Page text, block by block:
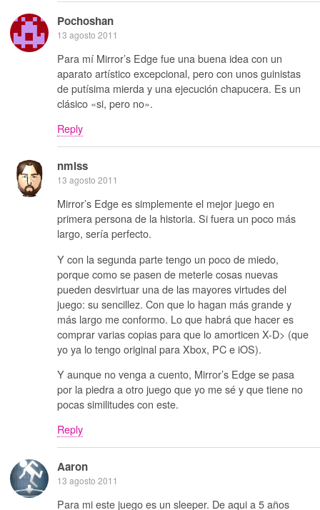
Pochoshan
13 agosto 2011
Para mí Mirror’s Edge fue una buena idea con un
aparato artístico excepcional, pero con unos guinistas
de putísima mierda y una ejecución chapucera. Es un
clásico «si, pero no».
Reply
nmlss
13 agosto 2011
Mirror’s Edge es simplemente el mejor juego en
primera persona de la historia. Si fuera un poco más
largo, sería perfecto.
Y con la segunda parte tengo un poco de miedo,
porque como se pasen de meterle cosas nuevas
pueden desvirtuar una de las mayores virtudes del
juego: su sencillez. Con que lo hagan más grande y
más largo me conformo. Lo que habrá que hacer es
comprar varias copias para que lo amorticen X-D> (que
yo ya lo tengo original para Xbox, PC e iOS).
Y aunque no venga a cuento, Mirror’s Edge se pasa
por la piedra a otro juego que yo me sé y que tiene no
pocas similitudes con este.
Reply
Aaron
13 agosto 2011
Para mi este juego es un sleeper. De aqui a 5 años